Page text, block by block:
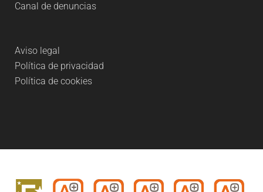
Canal de denuncias
Aviso legal
Política de privacidad
Política de cookies